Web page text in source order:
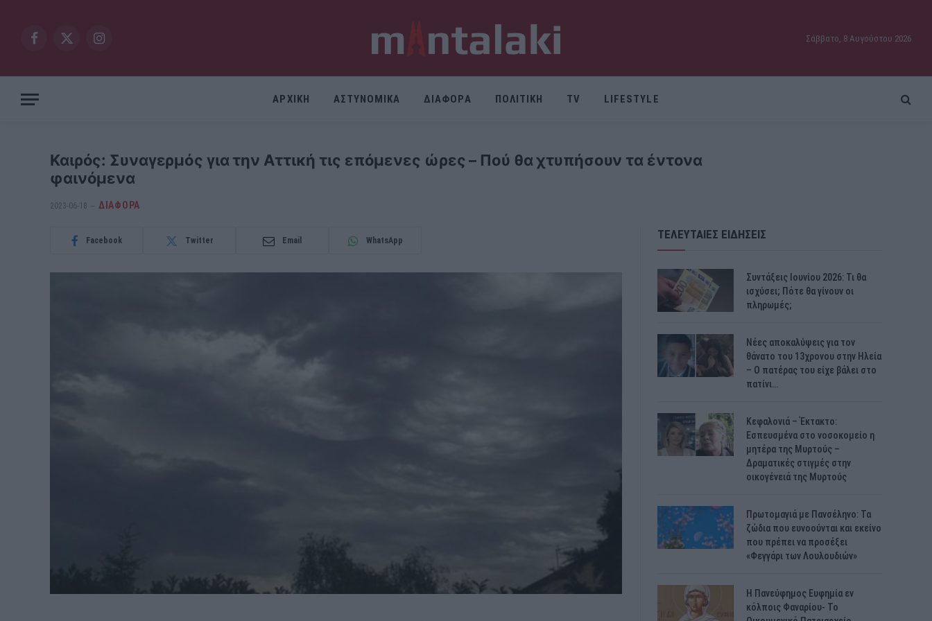
Facebook
X
Instagram
Σάββατο, 8 Αυγούστου 2026
ΑΡΧΙΚΗ ΑΣΤΥΝΟΜΙΚΑ ΔΙΑΦΟΡΑ ΠΟΛΙΤΙΚΗ TV LIFESTYLE
Καιρός: Συναγερμός για την Αττική τις επόμενες ώρες – Πού θα χτυπήσουν τα έντονα
φαινόμενα
2023-06-18 ΔΙΆΦΟΡΑ
Facebook Twitter Email WhatsApp ΤΕΛΕΥΤΑΙΕΣ ΕΙΔΗΣΕΙΣ
Συντάξεις Ιουνίου 2026: Τι θα
ισχύσει; Πότε θα γίνουν οι
πληρωμές;
Νέες αποκαλύψεις για τον
θάνατο του 13χρονου στην Ηλεία
– Ο πατέρας του είχε βάλει στο
πατίνι…
Κεφαλονιά – Έκτακτο:
Εσπευσμένα στο νοσοκομείο η
μητέρα της Μυρτούς –
Δραματικές στιγμές στην
οικογένειά της Μυρτούς
Πρωτομαγιά με Πανσέληνο: Τα
ζώδια που ευνοούνται και εκείνο
που πρέπει να προσέξει
«Φεγγάρι των Λουλουδιών»
H Πανεύφημος Ευφημία εν
κόλποις Φαναρίου- Το